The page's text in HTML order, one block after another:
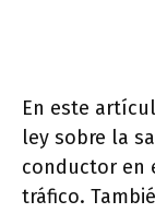
En este
ley sobre la
conductor en
tráfico.